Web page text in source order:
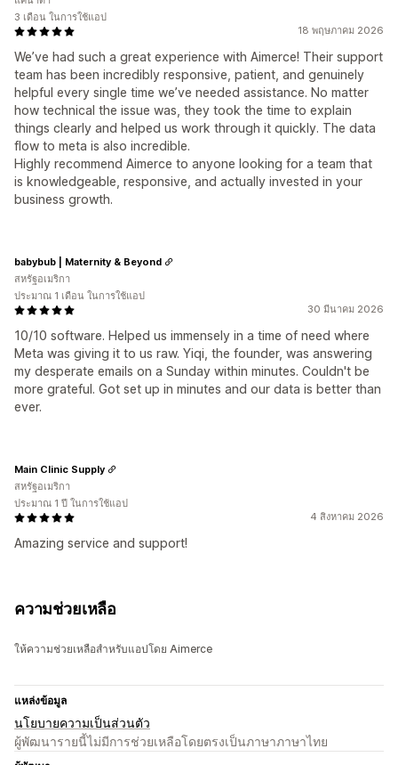
18 พฤษภาคม 2026
We’ve had such a great experience with Aimerce! Their support
team has been incredibly responsive, patient, and genuinely
helpful every single time we’ve needed assistance. No matter
how technical the issue was, they took the time to explain
things clearly and helped us work through it quickly. The data
flow to meta is also incredible.
Highly recommend Aimerce to anyone looking for a team that
is knowledgeable, responsive, and actually invested in your
business growth.
3 เดือน ในการใช้แอป
30 มีนาคม 2026
10/10 software. Helped us immensely in a time of need where
Meta was giving it to us raw. Yiqi, the founder, was answering
my desperate emails on a Sunday within minutes. Couldn't be
more grateful. Got set up in minutes and our data is better than
ever.
babybub | Maternity & Beyond
สหรัฐอเมริกา
ประมาณ 1 เดือน ในการใช้แอป
4 สิงหาคม 2026
Amazing service and support!
Main Clinic Supply
สหรัฐอเมริกา
ประมาณ 1 ปี ในการใช้แอป
ความช่วยเหลือ
ให้ความช่วยเหลือสำหรับแอปโดย Aimerce
แหล่งข้อมูล
นโยบายความเป็นส่วนตัว
ผู้พัฒนารายนี้ไม่มีการช่วยเหลือโดยตรงเป็นภาษาภาษาไทย